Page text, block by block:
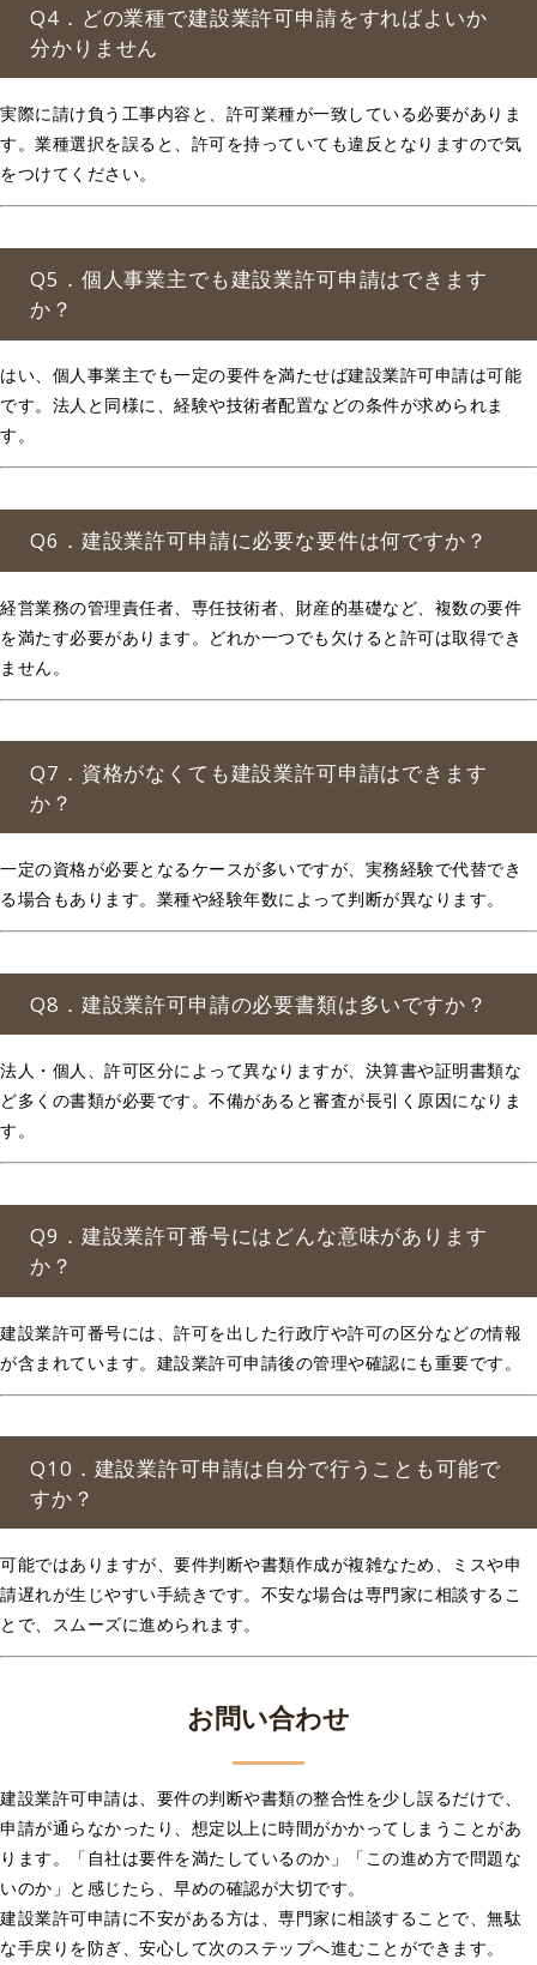
Q4．どの業種で建設業許可申請をすればよいか
分かりません
実際に請け負う工事内容と、許可業種が一致している必要がありま
す。業種選択を誤ると、許可を持っていても違反となりますので気
をつけてください。
Q5．個人事業主でも建設業許可申請はできます
か？
はい、個人事業主でも一定の要件を満たせば建設業許可申請は可能
です。法人と同様に、経験や技術者配置などの条件が求められま
す。
Q6．建設業許可申請に必要な要件は何ですか？
経営業務の管理責任者、専任技術者、財産的基礎など、複数の要件
を満たす必要があります。どれか一つでも欠けると許可は取得でき
ません。
Q7．資格がなくても建設業許可申請はできます
か？
一定の資格が必要となるケースが多いですが、実務経験で代替でき
る場合もあります。業種や経験年数によって判断が異なります。
Q8．建設業許可申請の必要書類は多いですか？
法人・個人、許可区分によって異なりますが、決算書や証明書類な
ど多くの書類が必要です。不備があると審査が長引く原因になりま
す。
Q9．建設業許可番号にはどんな意味があります
か？
建設業許可番号には、許可を出した行政庁や許可の区分などの情報
が含まれています。建設業許可申請後の管理や確認にも重要です。
Q10．建設業許可申請は自分で行うことも可能で
すか？
可能ではありますが、要件判断や書類作成が複雑なため、ミスや申
請遅れが生じやすい手続きです。不安な場合は専門家に相談するこ
とで、スムーズに進められます。
お問い合わせ
建設業許可申請は、要件の判断や書類の整合性を少し誤るだけで、
申請が通らなかったり、想定以上に時間がかかってしまうことがあ
ります。「自社は要件を満たしているのか」「この進め方で問題な
いのか」と感じたら、早めの確認が大切です。
建設業許可申請に不安がある方は、専門家に相談することで、無駄
な手戻りを防ぎ、安心して次のステップへ進むことができます。